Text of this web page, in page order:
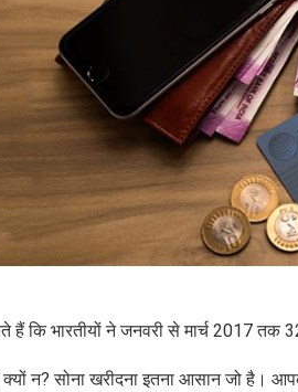
हैं कि भारतीयों ने जनवरी से मार्च 2017 तक
न? सोना खरीदना इतना आसान जो है।